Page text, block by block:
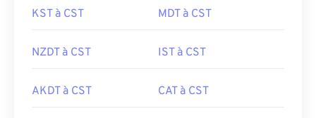
KST à CST MDT à CST
NZDT à CST IST à CST
AKDT à CST CAT à CST